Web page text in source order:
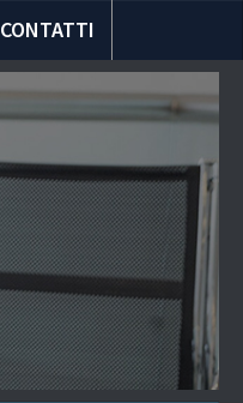
CONTATTI